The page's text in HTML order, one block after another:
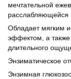
мечтательной
расслабляющейся
Обладает мягким
эффектом, а
длительного
Энзиматическое
Энзимная